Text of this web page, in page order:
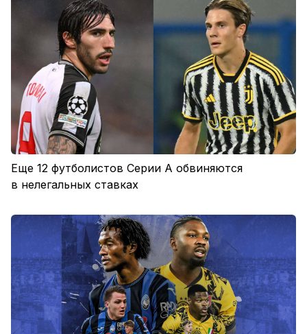
Еще 12 футболистов Серии А обвиняются
в нелегальных ставках